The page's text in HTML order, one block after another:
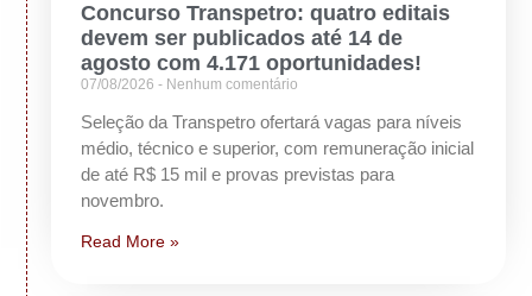
Concurso Transpetro: quatro editais
devem ser publicados até 14 de
agosto com 4.171 oportunidades!
07/08/2026 Nenhum comentário
Seleção da Transpetro ofertará vagas para níveis
médio, técnico e superior, com remuneração inicial
de até R$ 15 mil e provas previstas para
novembro.
Read More »